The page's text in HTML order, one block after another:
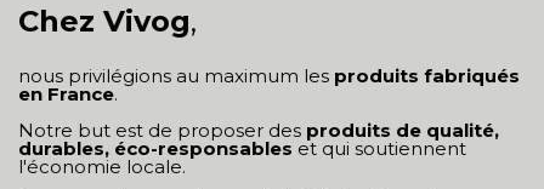
Chez Vivog,
nous privilégions au maximum les produits fabriqués
en France.
Notre but est de proposer des produits de qualité,
durables, éco-responsables et qui soutiennent
l'économie locale.